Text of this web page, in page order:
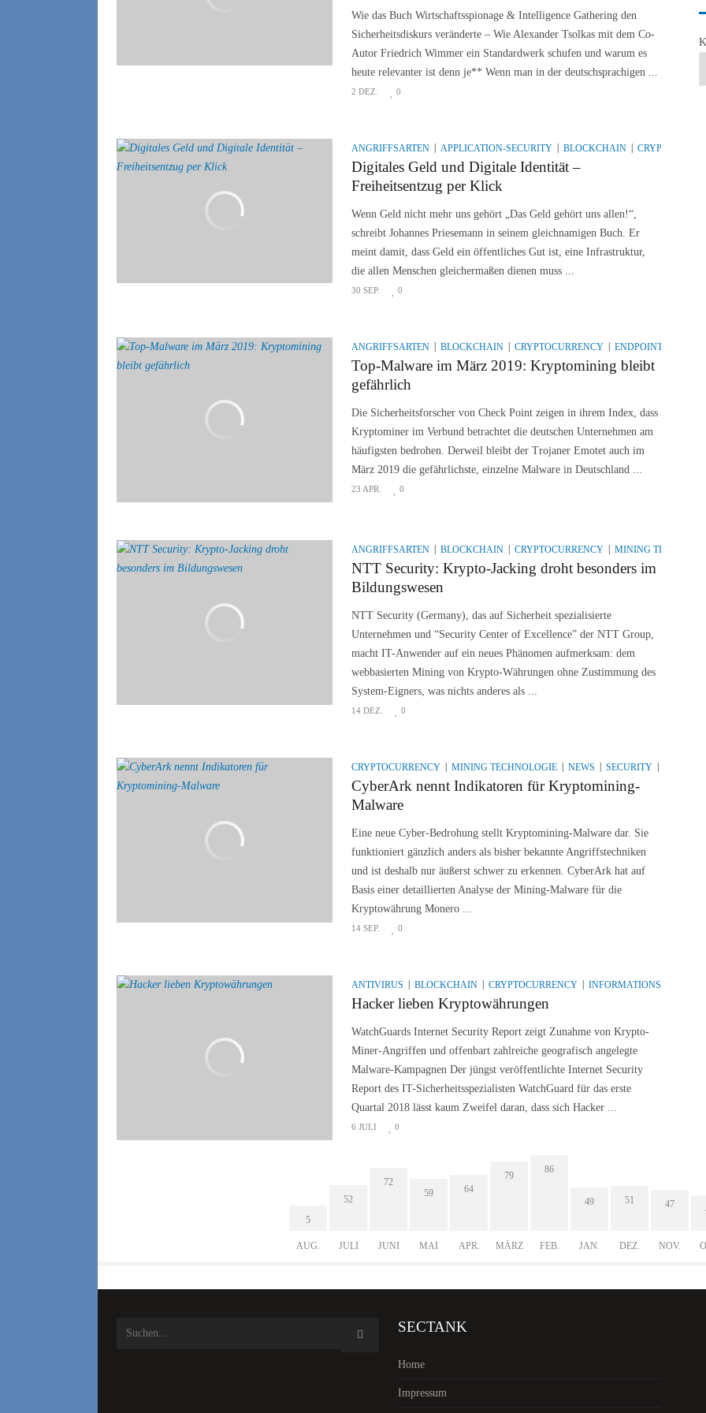
Wie das Buch Wirtschaftsspionage & Intelligence Gathering den
Sicherheitsdiskurs veränderte – Wie Alexander Tsolkas mit dem Co-
Autor Friedrich Wimmer ein Standardwerk schufen und warum es
heute relevanter ist denn je** Wenn man in der deutschsprachigen ...
2 DEZ. 0
ANGRIFFSARTEN APPLICATION-SECURITY BLOCKCHAIN
Digitales Geld und Digitale Identität –
Freiheitsentzug per Klick
Wenn Geld nicht mehr uns gehört „Das Geld gehört uns allen!“,
schreibt Johannes Priesemann in seinem gleichnamigen Buch. Er
meint damit, dass Geld ein öffentliches Gut ist, eine Infrastruktur,
die allen Menschen gleichermaßen dienen muss ...
30 SEP. 0
ANGRIFFSARTEN BLOCKCHAIN CRYPTOCURRENCY ENDPOINT SECURITY
Top-Malware im März 2019: Kryptomining bleibt
gefährlich
Die Sicherheitsforscher von Check Point zeigen in ihrem Index, dass
Kryptominer im Verbund betrachtet die deutschen Unternehmen am
häufigsten bedrohen. Derweil bleibt der Trojaner Emotet auch im
März 2019 die gefährlichste, einzelne Malware in Deutschland ...
23 APR. 0
ANGRIFFSARTEN BLOCKCHAIN CRYPTOCURRENCY MINING
NTT Security: Krypto-Jacking droht besonders im
Bildungswesen
NTT Security (Germany), das auf Sicherheit spezialisierte
Unternehmen und “Security Center of Excellence” der NTT Group,
macht IT-Anwender auf ein neues Phänomen aufmerksam: dem
webbasierten Mining von Krypto-Währun­gen ohne Zustimmung des
System-Eigners, was nichts anderes als ...
14 DEZ. 0
CRYPTOCURRENCY MINING TECHNOLOGIE NEWS SECURITY
CyberArk nennt Indikatoren für Kryptomining-
Malware
Eine neue Cyber-Bedrohung stellt Kryptomining-Malware dar. Sie
funktioniert gänzlich anders als bisher bekannte Angriffstechniken
und ist deshalb nur äußerst schwer zu erkennen. CyberArk hat auf
Basis einer detaillierten Analyse der Mining-Malware für die
Kryptowährung Monero ...
14 SEP. 0
ANTIVIRUS BLOCKCHAIN CRYPTOCURRENCY
Hacker lieben Kryptowährungen
WatchGuards Internet Security Report zeigt Zunahme von Krypto-
Miner-Angriffen und offenbart zahlreiche geografisch angelegte
Malware-Kampagnen Der jüngst veröffentlichte Internet Security
Report des IT-Sicherheitsspezialisten WatchGuard für das erste
Quartal 2018 lässt kaum Zweifel daran, dass sich Hacker ...
6 JULI 0
5
AUG.
52
JULI
72
JUNI
59
MAI
64
APR.
79
MÄRZ
86
FEB.
49
JAN.
51
DEZ.
47
NOV.
SECTANK
Home
Impressum